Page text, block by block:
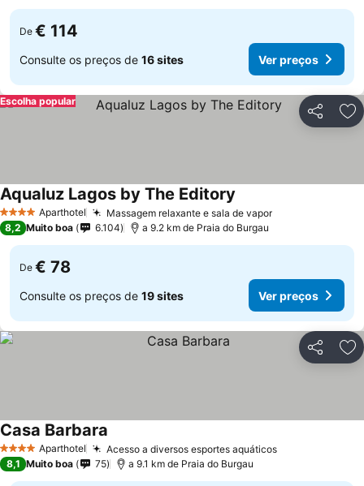
De € 114
Consulte os preços de 16 sites Ver preços
Partilhar
Escolha popular
4 EstrelasAparthotel Massagem relaxante e sala de vapor
Aqualuz Lagos by The Editory
8,2 Muito boa 6.104 a 9.2 km de Praia do Burgau
De € 78
Consulte os preços de 19 sites Ver preços
Partilhar
4 EstrelasAparthotel Acesso a diversos esportes aquáticos
Casa Barbara
8,1 Muito boa 75 a 9.1 km de Praia do Burgau